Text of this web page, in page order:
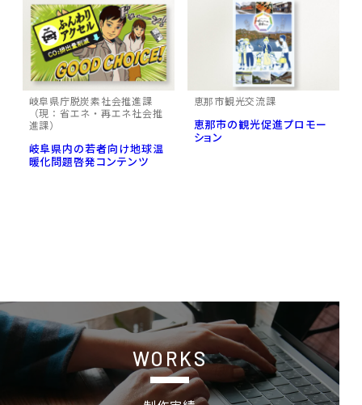
岐阜県庁脱炭素社会推進課
（現：省エネ・再エネ社会推
進課）
岐阜県内の若者向け地球温
暖化問題啓発コンテンツ
恵那市観光交流課
恵那市の観光促進プロモー
ション
WORKS
制作実績